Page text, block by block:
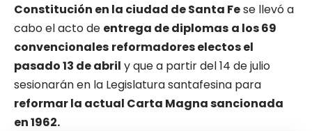
Constitución en la ciudad de Santa Fese llevó a
cabo el acto de entrega de diplomas a los 69
convencionales reformadores electos el
pasado 13 de abril y que a partir del 14 de julio
sesionarán en la Legislatura santafesina para
reformar la actual Carta Magna sancionada
en 1962.